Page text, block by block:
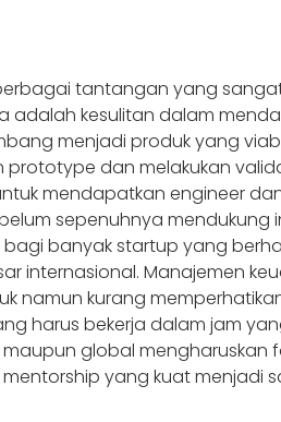
tantangan yang
adalah kesulitan dalam
menjadi produk yang
prototype dan melakukan
mendapatkan engineer
sepenuhnya mendukung
banyak startup yang
internasional. Manajemen
namun kurang
harus bekerja dalam jam
global mengharuskan
yang kuat menjadi